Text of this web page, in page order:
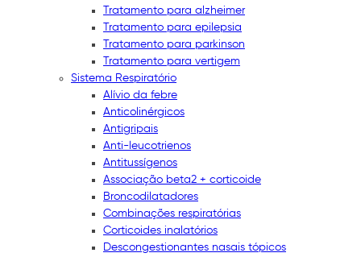
Tratamento para alzheimer
Tratamento para epilepsia
Tratamento para parkinson
Tratamento para vertigem
Sistema Respiratório
Alívio da febre
Anticolinérgicos
Antigripais
Anti-leucotrienos
Antitussígenos
Associação beta2 + corticoide
Broncodilatadores
Combinações respiratórias
Corticoides inalatórios
Descongestionantes nasais tópicos